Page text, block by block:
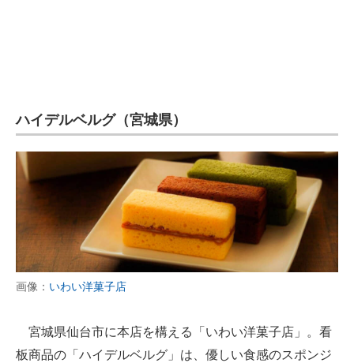
ハイデルベルグ（宮城県）
画像： いわい洋菓子店
宮城県仙台市に本店を構える「いわい洋菓子店」。看
板商品の「ハイデルベルグ」は、優しい食感のスポンジ